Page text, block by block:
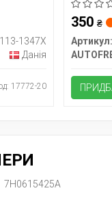
113-1347X
Данія
17772-20
350 ₴
Артикул:
7H0615425A